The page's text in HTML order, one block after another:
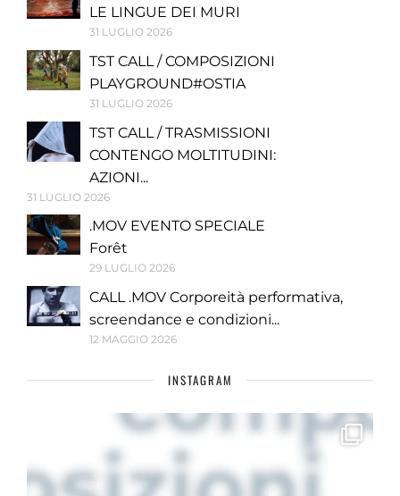
LE LINGUE DEI MURI
31 LUGLIO 2026
TST CALL / COMPOSIZIONI
PLAYGROUND#OSTIA
31 LUGLIO 2026
TST CALL / TRASMISSIONI
CONTENGO MOLTITUDINI:
AZIONI...
31 LUGLIO 2026
.MOV EVENTO SPECIALE
Forêt
29 LUGLIO 2026
CALL .MOV Corporeità performativa,
screendance e condizioni...
12 MAGGIO 2026
INSTAGRAM